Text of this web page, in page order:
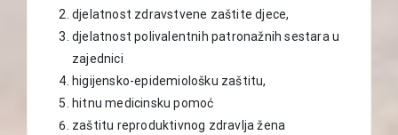
djelatnost zdravstvene zaštite djece,
djelatnost polivalentnih patronažnih sestara u
zajednici
higijensko-epidemiološku zaštitu,
hitnu medicinsku pomoć
zaštitu reproduktivnog zdravlja žena